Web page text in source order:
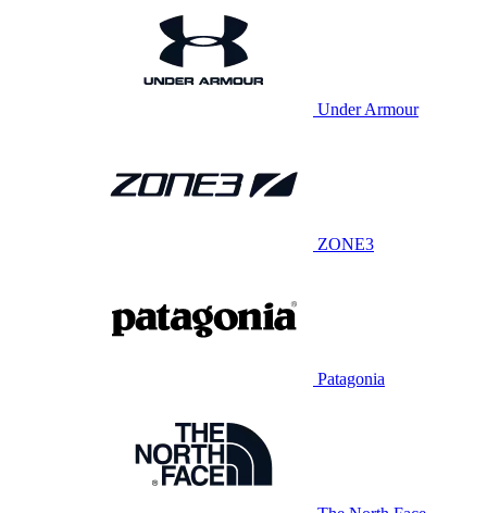
Under Armour
ZONE3
Patagonia